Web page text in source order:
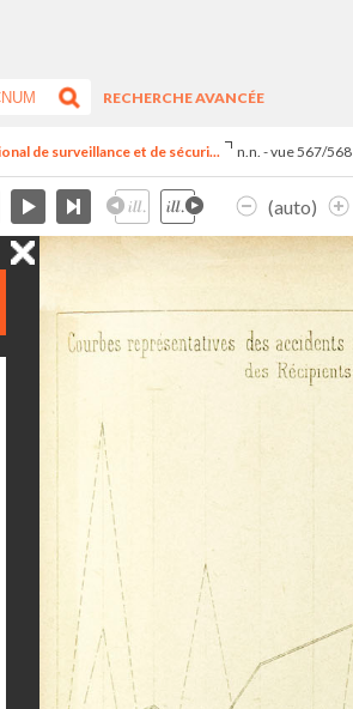
RECHERCHE AVANCÉE
de surveillance et de sécuri... n.n. - vue 567/568
(auto)